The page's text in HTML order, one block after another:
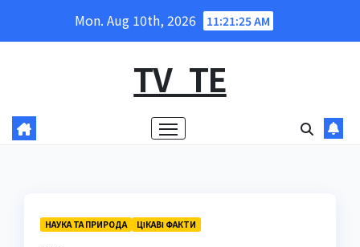
Mon. Aug 10th, 2026 11:21:26 AM
TV_TE
НАУКА ТА ПРИРОДА ЦІКАВІ ФАКТИ